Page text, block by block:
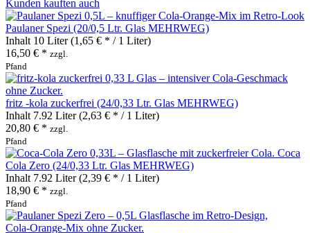
Kunden kauften auch
Paulaner Spezi (20/0,5 Ltr. Glas MEHRWEG)
Inhalt 10 Liter(1,65 € * / 1 Liter)
16,50 € * zzgl.
Pfand
fritz -kola zuckerfrei (24/0,33 Ltr. Glas MEHRWEG)
Inhalt 7.92 Liter(2,63 € * / 1 Liter)
20,80 € * zzgl.
Pfand
Coca
Cola Zero (24/0,33 Ltr. Glas MEHRWEG)
Inhalt 7.92 Liter(2,39 € * / 1 Liter)
18,90 € * zzgl.
Pfand